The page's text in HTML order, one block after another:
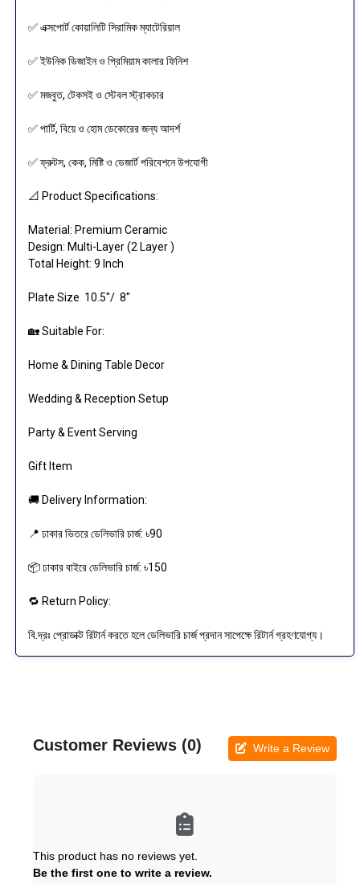
✅ এক্সপোর্ট কোয়ালিটি সিরামিক ম্যাটেরিয়াল
✅ ইউনিক ডিজাইন ও প্রিমিয়াম কালার ফিনিশ
✅ মজবুত, টেকসই ও স্টেবল স্ট্রাকচার
✅ পার্টি, বিয়ে ও হোম ডেকোরের জন্য আদর্শ
✅ ফ্রুটস, কেক, মিষ্টি ও ডেজার্ট পরিবেশনে উপযোগী
📐 Product Specifications:
Material: Premium Ceramic
Design: Multi-Layer (2 Layer )
Total Height: 9 Inch
Plate Size 10.5"/ 8"
🏡 Suitable For:
Home & Dining Table Decor
Wedding & Reception Setup
Party & Event Serving
Gift Item
🚚 Delivery Information:
📍 ঢাকার ভিতরে ডেলিভারি চার্জ: ৳90
📦 ঢাকার বাইরে ডেলিভারি চার্জ: ৳150
🔁 Return Policy:
বি.দ্রঃ প্রোডাক্ট রিটার্ন করতে হলে ডেলিভারি চার্জ প্রদান সাপেক্ষে রিটার্ন গ্রহণযোগ্য।
Customer Reviews (0) Write a Review
This product has no reviews yet.
Be the first one to write a review.